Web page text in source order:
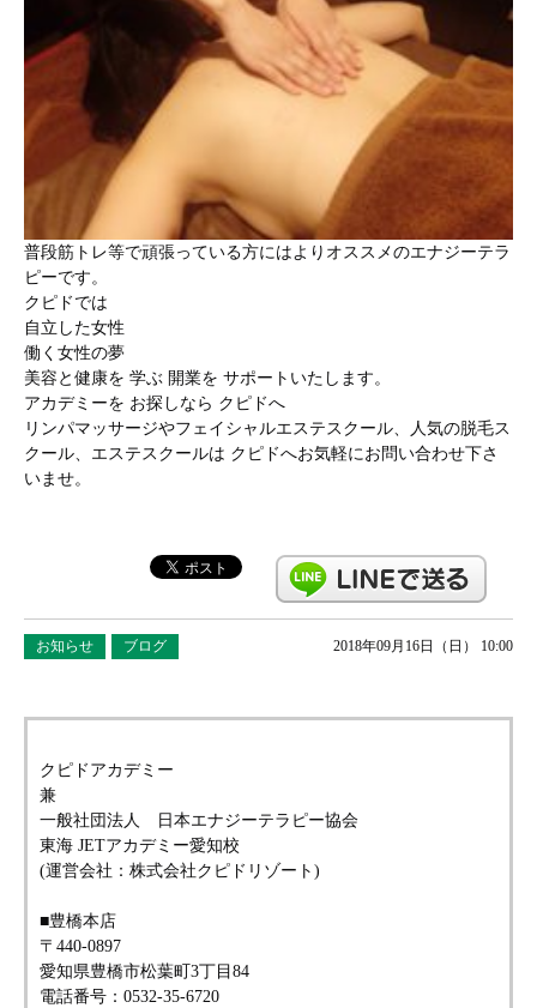
普段筋トレ等で頑張っている方にはよりオススメのエナジーテラ
ピーです。
クピドでは
自立した女性
働く女性の夢
美容と健康を 学ぶ 開業を サポートいたします。
アカデミーを お探しなら クピドへ
リンパマッサージやフェイシャルエステスクール、人気の脱毛ス
クール、エステスクールは クピドへお気軽にお問い合わせ下さ
いませ。
お知らせ ブログ 2018年09月16日（日） 10:00
クピドアカデミー
兼
一般社団法人 日本エナジーテラピー協会
東海 JETアカデミー愛知校
(運営会社：株式会社クピドリゾート)
■豊橋本店
〒440-0897
愛知県豊橋市松葉町3丁目84
電話番号：0532-35-6720